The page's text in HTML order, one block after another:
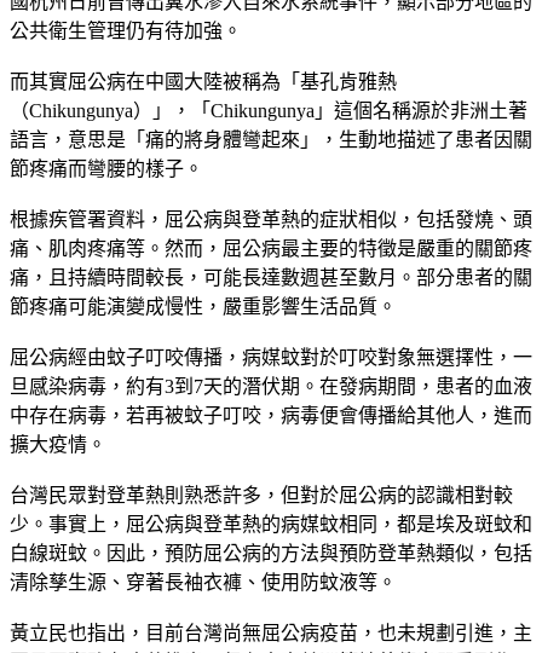
公共衛生管理仍有待加強。
而其實屈公病在中國大陸被稱為「基孔肯雅熱
（Chikungunya）」，「Chikungunya」這個名稱源於非洲土著
語言，意思是「痛的將身體彎起來」，生動地描述了患者因關
節疼痛而彎腰的樣子。
根據疾管署資料，屈公病與登革熱的症狀相似，包括發燒、頭
痛、肌肉疼痛等。然而，屈公病最主要的特徵是嚴重的關節疼
痛，且持續時間較長，可能長達數週甚至數月。部分患者的關
節疼痛可能演變成慢性，嚴重影響生活品質。
屈公病經由蚊子叮咬傳播，病媒蚊對於叮咬對象無選擇性，一
旦感染病毒，約有3到7天的潛伏期。在發病期間，患者的血液
中存在病毒，若再被蚊子叮咬，病毒便會傳播給其他人，進而
擴大疫情。
台灣民眾對登革熱則熟悉許多，但對於屈公病的認識相對較
少。事實上，屈公病與登革熱的病媒蚊相同，都是埃及斑蚊和
白線斑蚊。因此，預防屈公病的方法與預防登革熱類似，包括
清除孳生源、穿著長袖衣褲、使用防蚊液等。
黃立民也指出，目前台灣尚無屈公病疫苗，也未規劃引進，主